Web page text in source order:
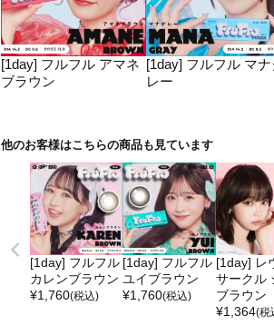
[1day] フルフル アマネ
ブラウン
[1day] フルフル マナ
レー
他のお客様はこちらの商品も見ています
[1day] フルフル
カレンブラウン
¥1,760(税込)
[1day] フルフル
ユイブラウン
¥1,760(税込)
[1day] レ
サークル
ブラウン
¥1,364(税